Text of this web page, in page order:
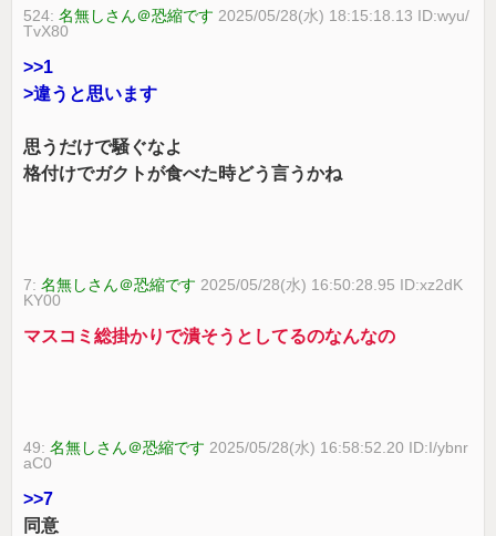
524:名無しさん＠恐縮です 2025/05/28(水) 18:15:18.13 ID:wyu/
TvX80
>>1
>違うと思います
思うだけで騒ぐなよ
格付けでガクトが食べた時どう言うかね
7:名無しさん＠恐縮です 2025/05/28(水) 16:50:28.95 ID:xz2dK
KY00
マスコミ総掛かりで潰そうとしてるのなんなの
49:名無しさん＠恐縮です 2025/05/28(水) 16:58:52.20 ID:I/ybnr
aC0
>>7
同意